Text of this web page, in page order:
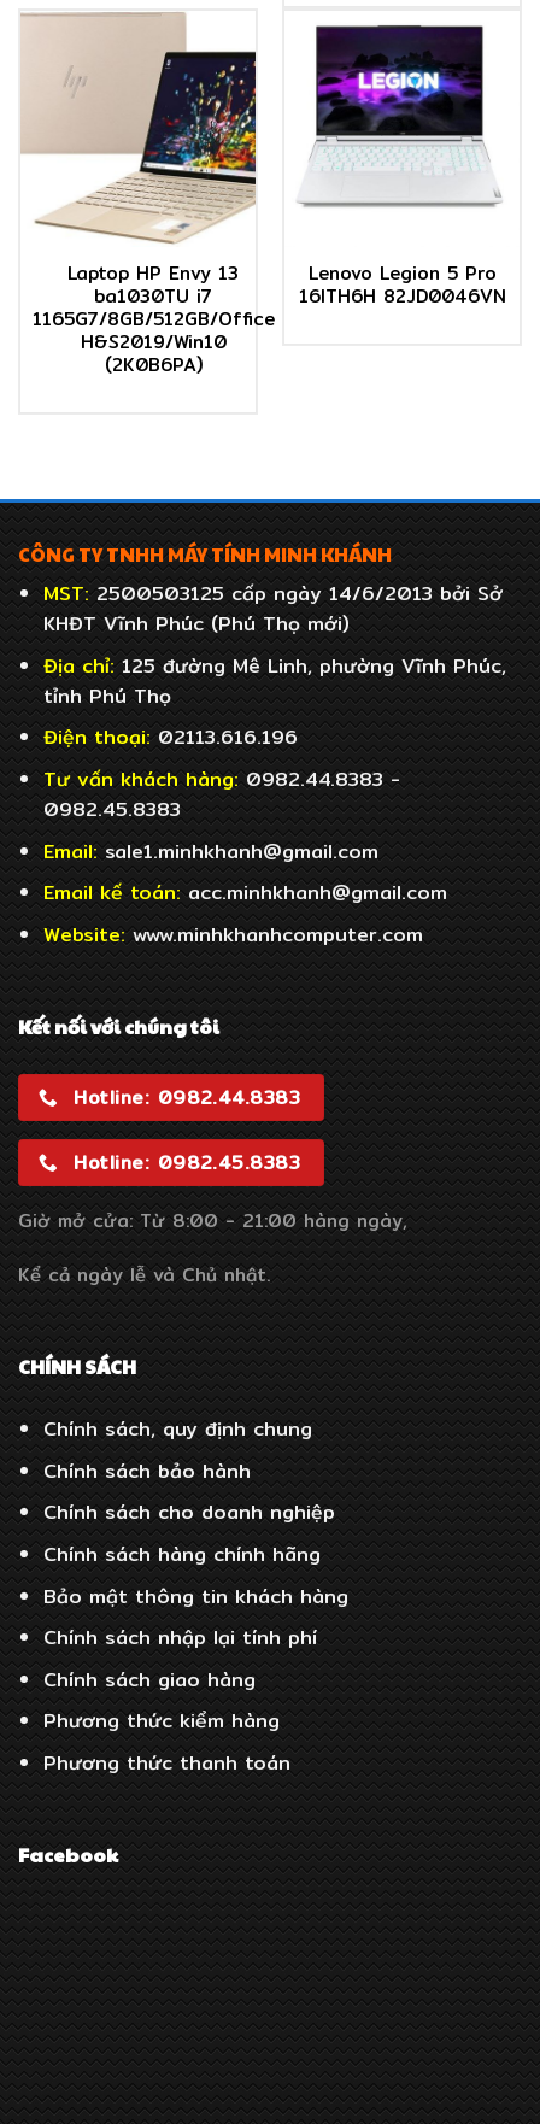
Laptop HP Envy 13
ba1030TU i7
1165G7/8GB/512GB/Office
H&S2019/Win10
(2K0B6PA)
Lenovo Legion 5 Pro
16ITH6H 82JD0046VN
CÔNG TY TNHH MÁY TÍNH MINH KHÁNH
MST:2500503125 cấp ngày 14/6/2013 bởi Sở
KHĐT Vĩnh Phúc (Phú Thọ mới)
Địa chỉ:125 đường Mê Linh, phường Vĩnh Phúc,
tỉnh Phú Thọ
Điện thoại:02113.616.196
Tư vấn khách hàng:0982.44.8383 -
0982.45.8383
Email: sale1.minhkhanh@gmail.com
Email kế toán: acc.minhkhanh@gmail.com
Website: www.minhkhanhcomputer.com
Kết nối với chúng tôi
Hotline: 0982.44.8383
Hotline: 0982.45.8383
Giờ mở cửa: Từ 8:00 - 21:00 hàng ngày,
Kể cả ngày lễ và Chủ nhật.
CHÍNH SÁCH
Chính sách, quy định chung
Chính sách bảo hành
Chính sách cho doanh nghiệp
Chính sách hàng chính hãng
Bảo mật thông tin khách hàng
Chính sách nhập lại tính phí
Chính sách giao hàng
Phương thức kiểm hàng
Phương thức thanh toán
Facebook